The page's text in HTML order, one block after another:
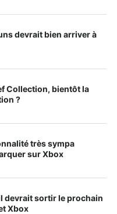
devrait bien arriver à
Collection, bientôt la
?
très sympa
sur Xbox
devrait sortir le prochain
Xbox